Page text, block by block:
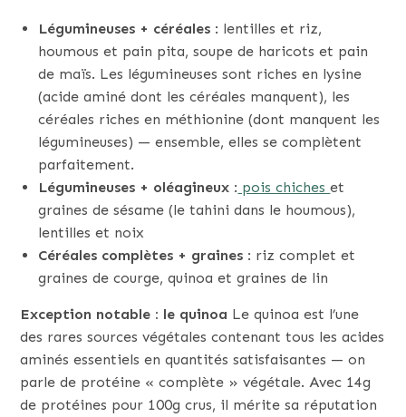
Légumineuses + céréales : lentilles et riz,
houmous et pain pita, soupe de haricots et pain
de maïs. Les légumineuses sont riches en lysine
(acide aminé dont les céréales manquent), les
céréales riches en méthionine (dont manquent les
légumineuses) — ensemble, elles se complètent
parfaitement.
Légumineuses + oléagineux : pois chicheset
graines de sésame (le tahini dans le houmous),
lentilles et noix
Céréales complètes + graines : riz complet et
graines de courge, quinoa et graines de lin
Exception notable : le quinoa Le quinoa est l’une
des rares sources végétales contenant tous les acides
aminés essentiels en quantités satisfaisantes — on
parle de protéine « complète » végétale. Avec 14g
de protéines pour 100g crus, il mérite sa réputation